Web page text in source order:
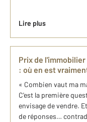
Lire plus
Prix de
: où en est
« Combien vaut ma
C'est la première
envisage de vendre.
de réponses…